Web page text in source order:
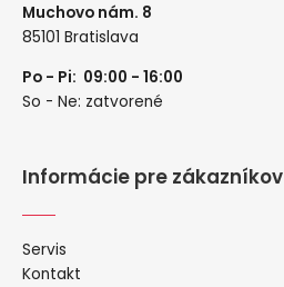
Muchovo nám. 8
85101 Bratislava
Po - Pi: 09:00 - 16:00
So - Ne: zatvorené
Informácie pre zákazníkov
Servis
Kontakt